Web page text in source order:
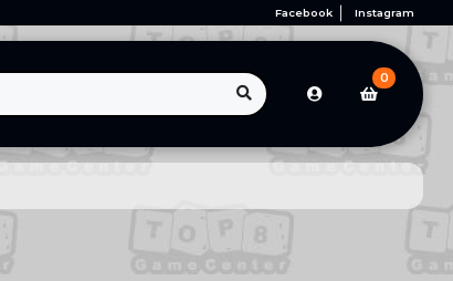
Facebook Instagram
0